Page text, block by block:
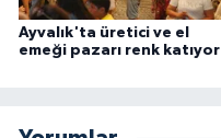
Ayvalık'ta üretici ve el
emeği pazarı renk katıyor